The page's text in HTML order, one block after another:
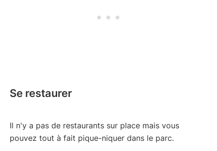
Se restaurer
Il n'y a pas de restaurants sur place mais vous
pouvez tout à fait pique-niquer dans le parc.